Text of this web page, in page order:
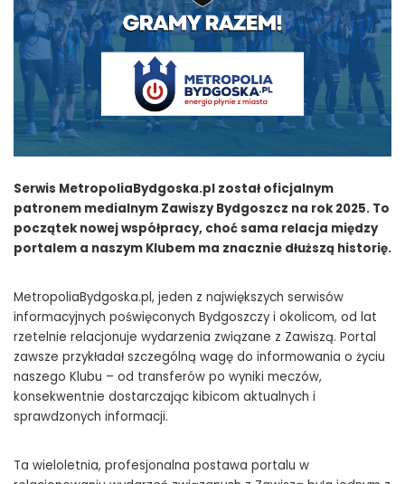
Serwis MetropoliaBydgoska.pl został oficjalnym
patronem medialnym Zawiszy Bydgoszcz na rok 2025. To
początek nowej współpracy, choć sama relacja między
portalem a naszym Klubem ma znacznie dłuższą historię.
MetropoliaBydgoska.pl, jeden z największych serwisów
informacyjnych poświęconych Bydgoszczy i okolicom, od lat
rzetelnie relacjonuje wydarzenia związane z Zawiszą. Portal
zawsze przykładał szczególną wagę do informowania o życiu
naszego Klubu – od transferów po wyniki meczów,
konsekwentnie dostarczając kibicom aktualnych i
sprawdzonych informacji.
Ta wieloletnia, profesjonalna postawa portalu w